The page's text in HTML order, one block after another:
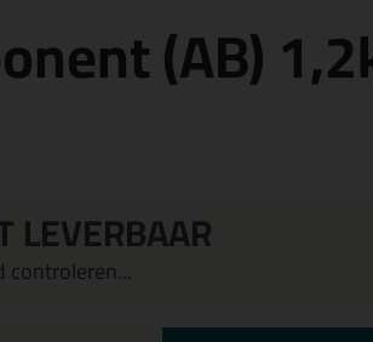
(AB)
LEVERBAAR
controleren...